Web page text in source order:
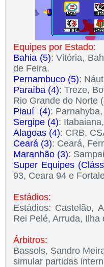
Equipes por Estado:
Bahia (5): Vitória,
de Feira.
Pernambuco (5):
Paraíba (4): Treze,
Rio Grande do Norte
Piauí (4):
Sergipe (4):
Alagoas (4): CRB,
Ceará (3): Ceará,
Maranhão (3):
Super Equipes
93, Ceara 94 e
Estádios:
Estádios: Castelão,
Rei Pelé, Arruda, Ilha
Árbitros:
Bassols, Sandro
simular partidas